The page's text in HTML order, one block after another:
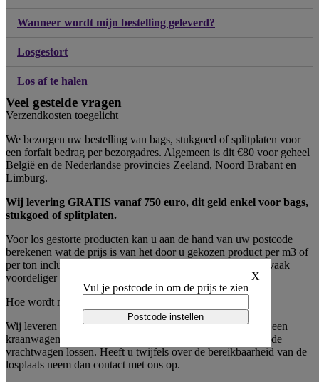
X
Vul je postcode in om de prijs te zien
Postcode instellen
Wanneer wordt mijn bestelling geleverd?
Losgestort
Los af te halen
Veel gestelde vragen
Verzendkosten toegelicht
We bezorgen uw bestelling van bags, stukgoed of splitplaten voor
een forfait bedrag per bezorgadres. Algemeen is dit €80 voor geheel
België en de Nederlandse provincies Zeeland, Noord Brabant en
Limburg.
Wij levering GRATIS vanaf 750 euro, dit geld enkel voor bags,
stukgoed of splitplaten.
Voor los gestorte producten kan u aan de hand van uw postcode
berekenen wat de prijs is van het door u gekozen product per m3 of
per ton inclusief levering. Vanaf 5m³ of 8 ton is los gestort vaak
voordeliger dan verpakt in bags.
Hoe wordt mijn bestelling geleverd?
Wij leveren alle formaten bags, splitplaten en stukgoed met een
kraanwagen. We kunnen uw bestelling tot 5 meter rondom de
vrachtwagen lossen. Heeft u twijfels over de bereikbaarheid van de
losplaats neem dan contact met ons op.